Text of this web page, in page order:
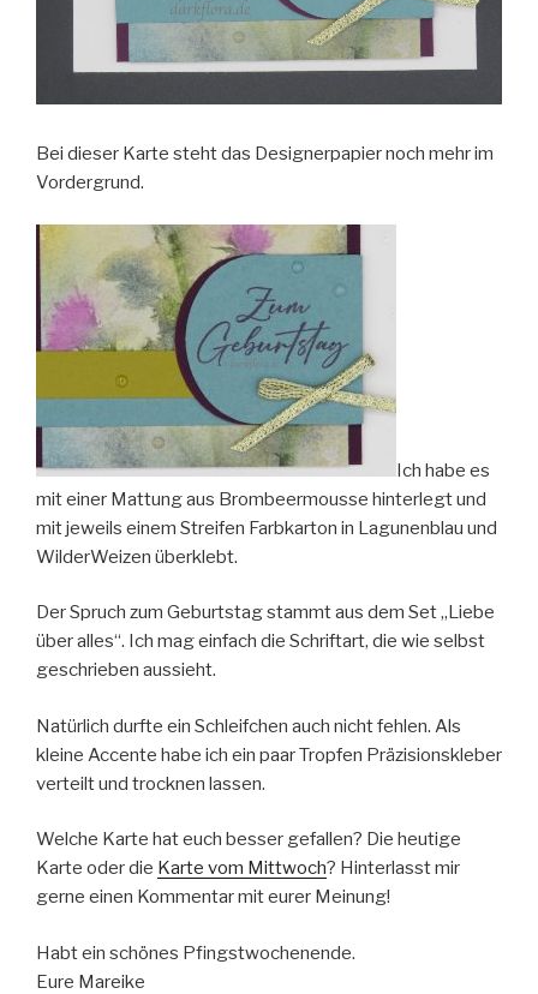
Bei dieser Karte steht das Designerpapier noch mehr im
Vordergrund.
Ich habe es
mit einer Mattung aus Brombeermousse hinterlegt und
mit jeweils einem Streifen Farbkarton in Lagunenblau und
WilderWeizen überklebt.
Der Spruch zum Geburtstag stammt aus dem Set „Liebe
über alles“. Ich mag einfach die Schriftart, die wie selbst
geschrieben aussieht.
Natürlich durfte ein Schleifchen auch nicht fehlen. Als
kleine Accente habe ich ein paar Tropfen Präzisionskleber
verteilt und trocknen lassen.
Welche Karte hat euch besser gefallen? Die heutige
Karte oder die Karte vom Mittwoch? Hinterlasst mir
gerne einen Kommentar mit eurer Meinung!
Habt ein schönes Pfingstwochenende.
Eure Mareike